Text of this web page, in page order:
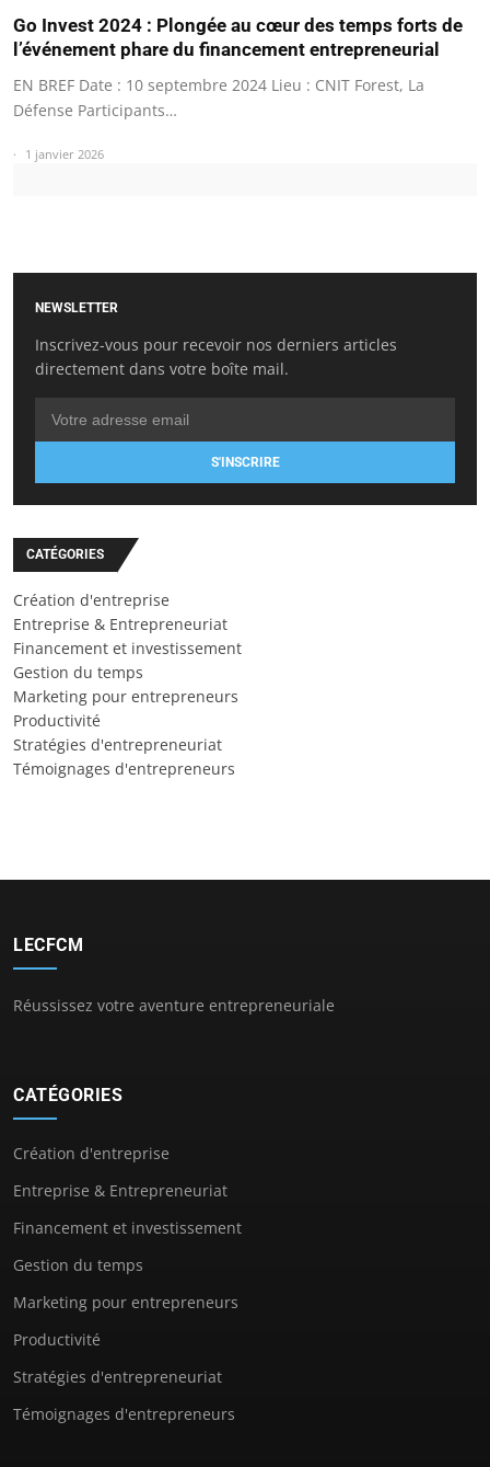
Go Invest 2024 : Plongée au cœur des temps forts de
l’événement phare du financement entrepreneurial
EN BREF Date : 10 septembre 2024 Lieu : CNIT Forest, La
Défense Participants…
1 janvier 2026
NEWSLETTER
Inscrivez-vous pour recevoir nos derniers articles
directement dans votre boîte mail.
S'INSCRIRE
CATÉGORIES
Création d'entreprise
Entreprise & Entrepreneuriat
Financement et investissement
Gestion du temps
Marketing pour entrepreneurs
Productivité
Stratégies d'entrepreneuriat
Témoignages d'entrepreneurs
LECFCM
Réussissez votre aventure entrepreneuriale
CATÉGORIES
Création d'entreprise
Entreprise & Entrepreneuriat
Financement et investissement
Gestion du temps
Marketing pour entrepreneurs
Productivité
Stratégies d'entrepreneuriat
Témoignages d'entrepreneurs